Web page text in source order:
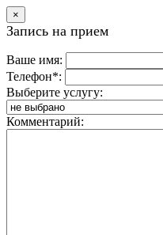
×
Запись на прием
Ваше имя:
Телефон*:
Выберите услугу:
Комментарий: